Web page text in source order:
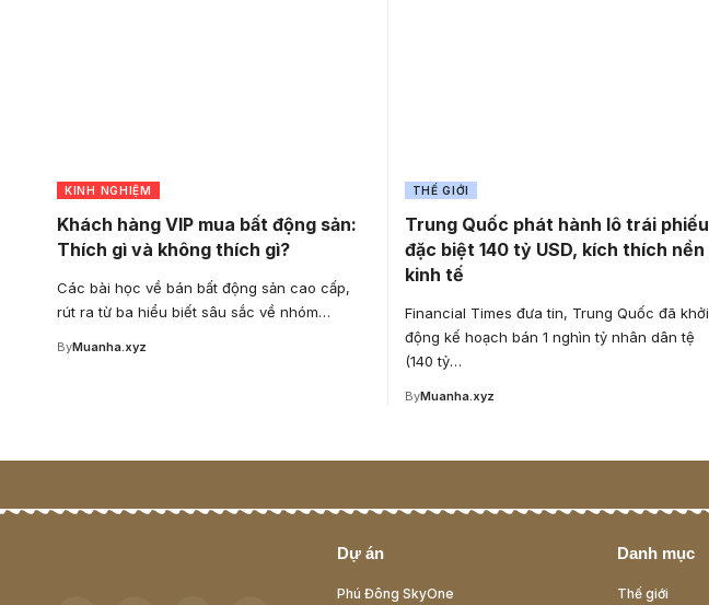
KINH NGHIỆM
Khách hàng VIP mua bất động sản:
Thích gì và không thích gì?
Các bài học về bán bất động sản cao cấp,
rút ra từ ba hiểu biết sâu sắc về nhóm…
ByMuanha.xyz
THẾ GIỚI
Trung Quốc phát hành lô trái phiếu
đặc biệt 140 tỷ USD, kích thích nền
kinh tế
Financial Times đưa tin, Trung Quốc đã khởi
động kế hoạch bán 1 nghìn tỷ nhân dân tệ
(140 tỷ…
ByMuanha.xyz
Dự án
Phú Đông SkyOne
Danh mục
Thế giới